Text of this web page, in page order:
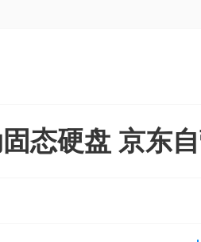
态硬盘 京东